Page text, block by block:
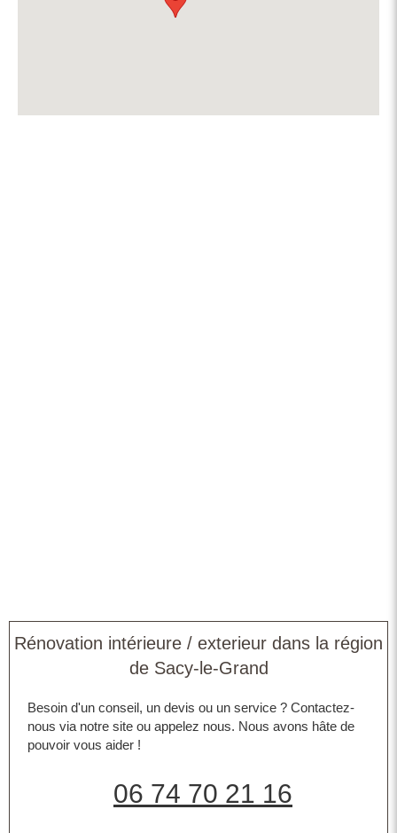
Rénovation intérieure / exterieur dans la région
de Sacy-le-Grand
Besoin d'un conseil, un devis ou un service ? Contactez-
nous via notre site ou appelez nous. Nous avons hâte de
pouvoir vous aider !
06 74 70 21 16